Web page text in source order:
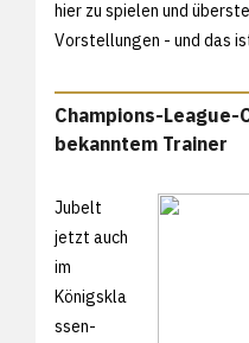
hier zu spielen und
Vorstellungen - und das
Champions-League-
bekanntem Trainer
Jubelt
jetzt auch
im
Königskla
ssen-